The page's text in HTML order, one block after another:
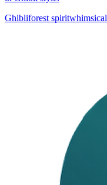
Ghibliforest spiritwhimsical